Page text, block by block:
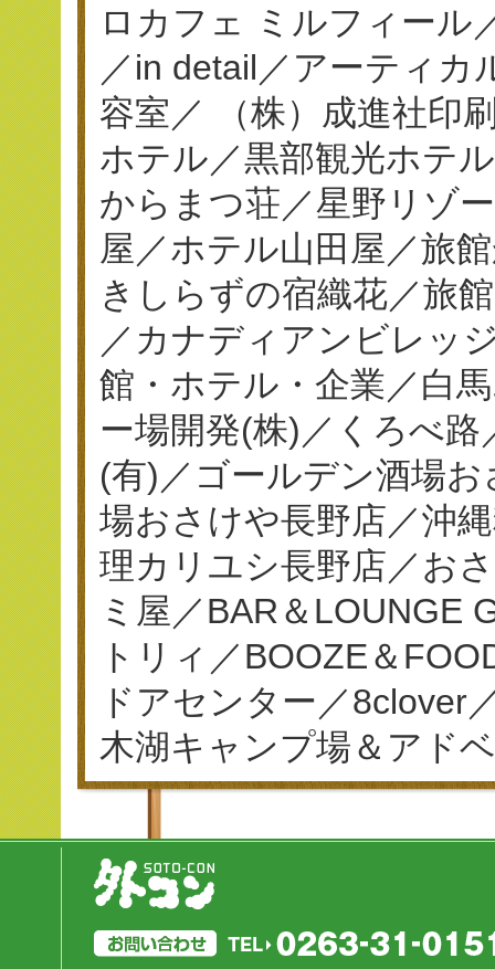
ロカフェ ミルフィール
／in detail／アーティカ
容室／ （株）成進社印
ホテル／黒部観光ホテ
からまつ荘／星野リゾ
屋／ホテル山田屋／旅
きしらずの宿織花／旅
／カナディアンビレッ
館・ホテル・企業／白
ー場開発(株)／くろべ
(有)／ゴールデン酒場
場おさけや長野店／沖
理カリユシ長野店／お
ミ屋／BAR＆LOUNGE
トリィ／BOOZE＆
ドアセンター／8clover
木湖キャンプ場＆アド